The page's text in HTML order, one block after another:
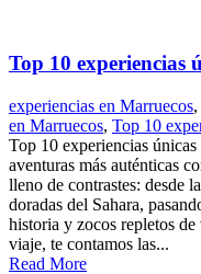
Top 10 experiencias
experiencias en Marruecos,
en Marruecos, Top 10
Top 10 experiencias
aventuras más auténticas
lleno de contrastes: desde
doradas del Sahara,
historia y zocos repletos
viaje, te contamos las...
Read More